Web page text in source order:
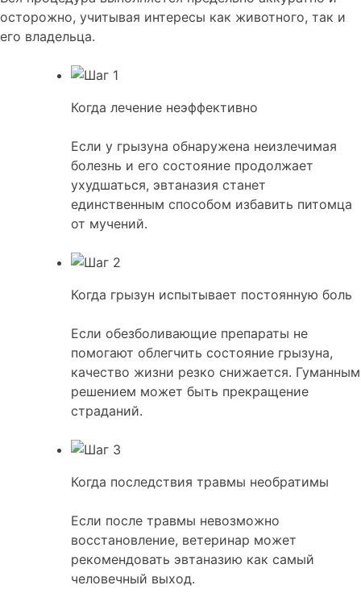
осторожно, учитывая интересы как животного, так и
его владельца.
Когда лечение неэффективно
Если у грызуна обнаружена неизлечимая
болезнь и его состояние продолжает
ухудшаться, эвтаназия станет
единственным способом избавить питомца
от мучений.
Когда грызун испытывает постоянную боль
Если обезболивающие препараты не
помогают облегчить состояние грызуна,
качество жизни резко снижается. Гуманным
решением может быть прекращение
страданий.
Когда последствия травмы необратимы
Если после травмы невозможно
восстановление, ветеринар может
рекомендовать эвтаназию как самый
человечный выход.